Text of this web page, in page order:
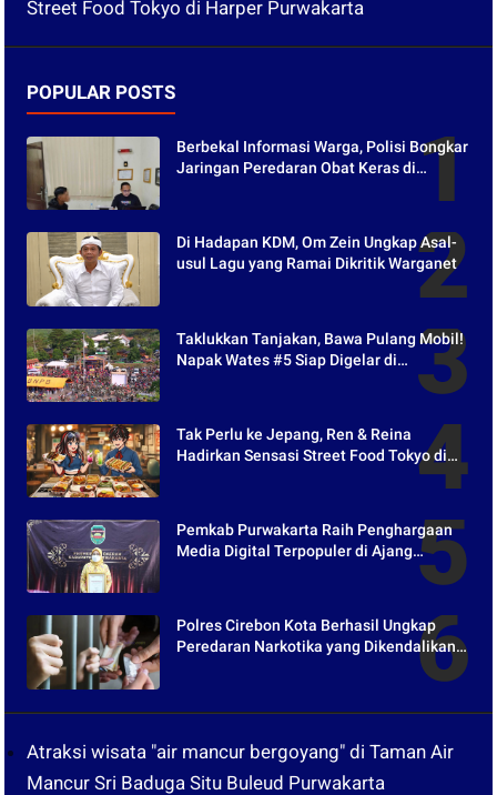
Street Food Tokyo di Harper Purwakarta
POPULAR POSTS
Berbekal Informasi Warga, Polisi Bongkar
Jaringan Peredaran Obat Keras di
Di Hadapan KDM, Om Zein Ungkap Asal-
usul Lagu yang Ramai Dikritik Warganet
Taklukkan Tanjakan, Bawa Pulang Mobil!
Napak Wates #5 Siap Digelar di
Tak Perlu ke Jepang, Ren & Reina
Hadirkan Sensasi Street Food Tokyo di
Pemkab Purwakarta Raih Penghargaan
Media Digital Terpopuler di Ajang
Polres Cirebon Kota Berhasil Ungkap
Peredaran Narkotika yang Dikendalikan
Atraksi wisata "air mancur bergoyang" di Taman Air
Mancur Sri Baduga Situ Buleud Purwakarta